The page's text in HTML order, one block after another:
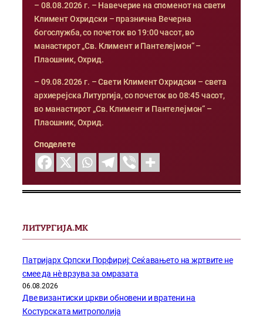
– 08.08.2026 г. – Навечерие на споменот на свети
Климент Охридски – празнична Вечерна
богослужба, со почеток во 19:00 часот, во
манастирот „Св. Климент и Пантелејмон“ –
Плаошник, Охрид.
– 09.08.2026 г. – Свети Климент Охридски – света
архиерејска Литургија, со почеток во 08:45 часот,
во манастирот „Св. Климент и Пантелејмон“ –
Плаошник, Охрид.
Споделете
ЛИТУРГИЈА.МК
Патријарх Српски Порфириј: Сеќавањето на жртвите не
смее да нѐ врзува за омразата
06.08.2026
Две византиски цркви обновени и вратени на
Костурската митрополија